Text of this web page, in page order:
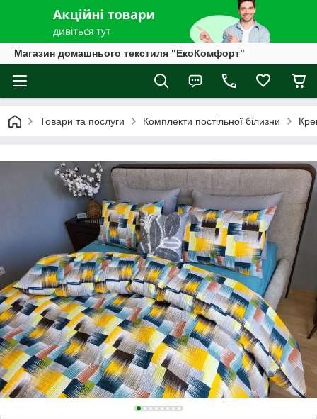
Магазин домашнього текстиля "ЕкоКомфорт"
Товари та послуги Комплекти постільної білизни